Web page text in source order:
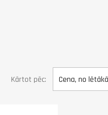
Kārtot pēc: Cena, no